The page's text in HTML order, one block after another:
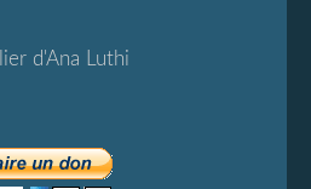
d'Ana Luthi